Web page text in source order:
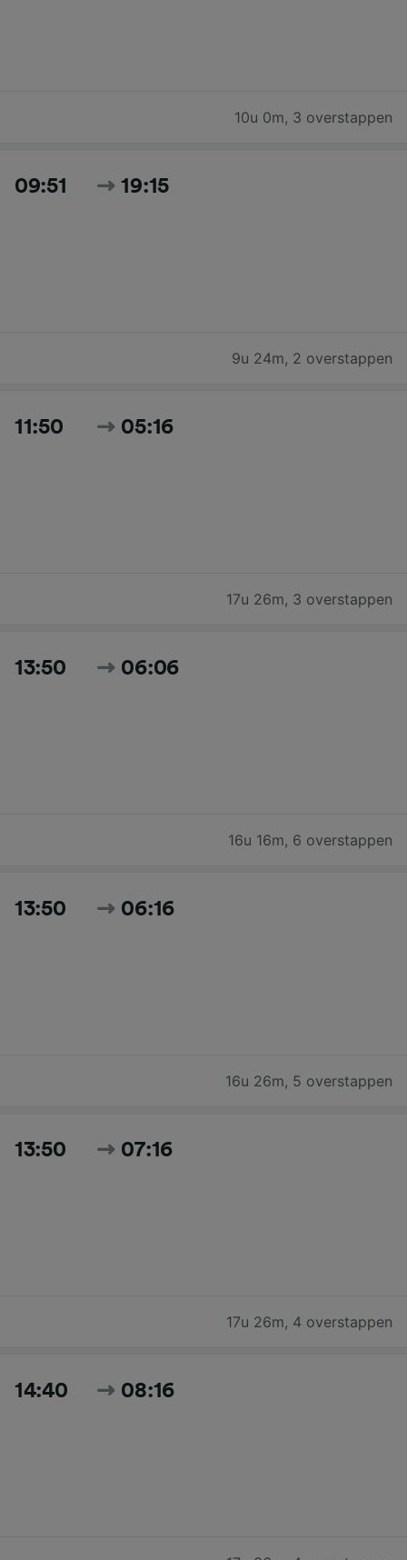
10u 0m, 3 overstappen
09:51 19:15
9u 24m, 2 overstappen
11:50 05:16
17u 26m, 3 overstappen
13:50 06:06
16u 16m, 6 overstappen
13:50 06:16
16u 26m, 5 overstappen
13:50 07:16
17u 26m, 4 overstappen
14:40 08:16